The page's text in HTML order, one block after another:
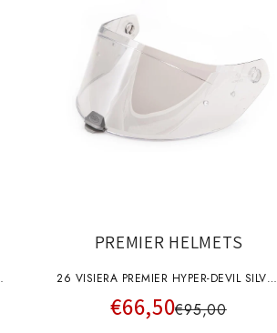
PREMIER HELMETS
26 VISIERA PREMIER HYPER-DEVIL SILVER
CHRO A+pins
€66,50€95,00